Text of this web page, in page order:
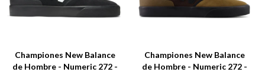
Championes New Balance
de Hombre - Numeric 272 -
Championes New Balance
de Hombre - Numeric 272 -